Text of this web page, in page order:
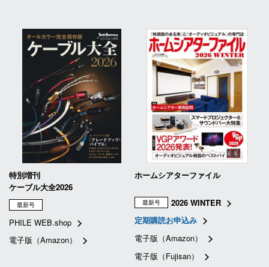
特別増刊
ケーブル大全2026
最新号
PHILE WEB.shop
電子版（Amazon）
ホームシアターファイル
最新号
2026 WINTER
定期購読お申込み
電子版（Amazon）
電子版（Fujisan）